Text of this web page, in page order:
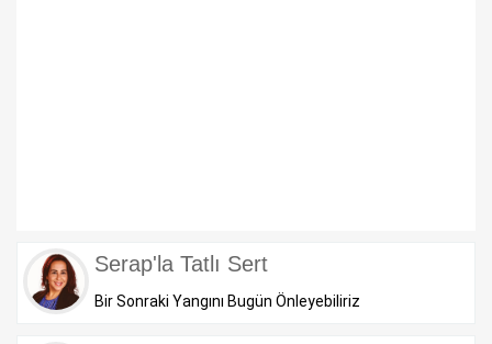
Serap'la Tatlı Sert
Bir Sonraki Yangını Bugün Önleyebiliriz